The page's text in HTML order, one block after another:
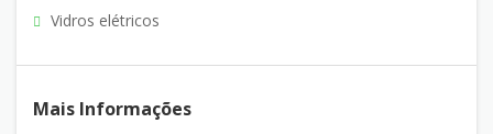
Vidros elétricos
Mais Informações